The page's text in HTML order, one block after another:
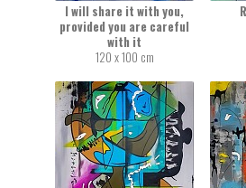
I will share it with you,
provided you are careful
with it
120 x 100 cm